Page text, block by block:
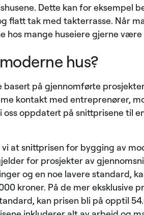
Dette kan for eksempel
flatt tak med takterrasse. Når
hos mange huseiere gjerne være
hus?
på gjennomførte
kontakt med entreprenører,
oppdatert på snittprisene til
at snittprisen for bygging av
for prosjekter av
og en noe lavere standard,
kroner. På de mer eksklusive
kan prisen bli på opptil